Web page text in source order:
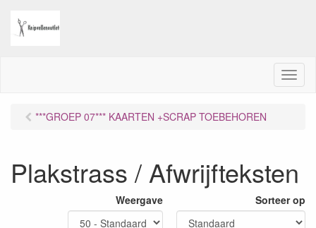
M
e
***GROEP 07*** KAARTEN +SCRAP TOEBEHOREN
Plakstrass / Afwrijfteksten
Weergave Sorteer op